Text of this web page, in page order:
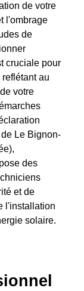
de votre
l'ombrage
de
cruciale pour
au
votre
Le Bignon-
des
et de
l'installation
solaire.